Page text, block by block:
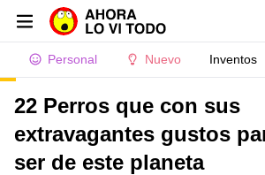
Personal Nuevo Inventos
22 Perros que con sus
extravagantes gustos
ser de este planeta